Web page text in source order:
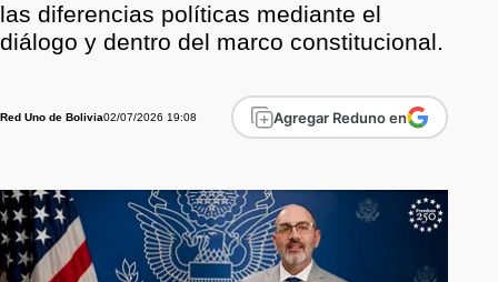
las diferencias políticas mediante el
diálogo y dentro del marco constitucional.
Red Uno de Bolivia02/07/2026 19:08 Agregar Reduno en